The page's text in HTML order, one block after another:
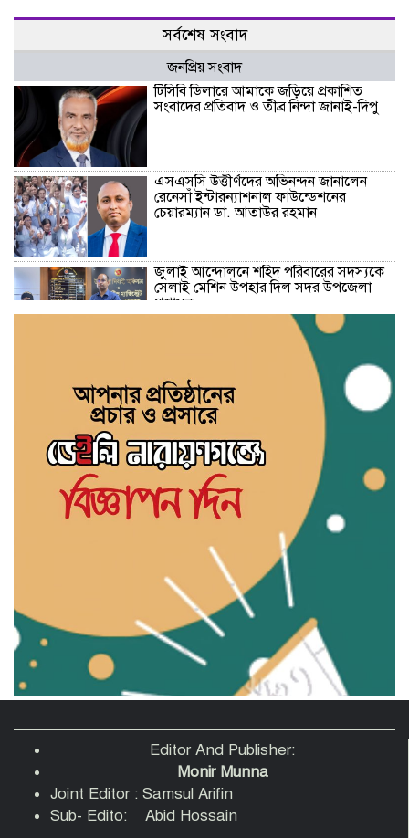
সর্বশেষ সংবাদ
জনপ্রিয় সংবাদ
টিসিবি ডিলারে আমাকে জড়িয়ে প্রকাশিত
সংবাদের প্রতিবাদ ও তীব্র নিন্দা জানাই-দিপু
এসএসসি উত্তীর্ণদের অভিনন্দন জানালেন
রেনেসাঁ ইন্টারন্যাশনাল ফাউন্ডেশনের
চেয়ারম্যান ডা. আতাউর রহমান
জুলাই আন্দোলনে শহিদ পরিবারের সদস্যকে
সেলাই মেশিন উপহার দিল সদর উপজেলা
প্রশাসন
বন্দরে প্রবাসীর জমি দখলের অভিযোগ,
সাবেক ছাত্রলীগ নেতা মহিউদ্দিন ও মিঠুর
বিরুদ্ধে হামলার অভিযোগ
পুত্র সজিবকে নিজের রাজনৈতিক সচিব নিযুক্ত
করলেন এমপি আজহারুল ইসলাম মান্নান
মাদক ও কিশোর অপরাধ দমনে কঠোর
অবস্থান: নারায়ণগঞ্জে জেলা আইন-শৃঙ্খলা
কমিটির সভা অনুষ্ঠিত
এডিটরস ক্লাব বাংলাদেশ এর চেয়ারম্যান
নজরুল ইসলাম তমিজীর সাথে জহিরুল
ইসলাম বিদ্যুতের সৌজন্যে সাক্ষাৎ
ব্যবসায়ীদের সঙ্গে নিয়ে নারায়ণগঞ্জের উন্নয়নে
Editor And Publisher:
Monir Munna
Joint Editor : Samsul Arifin
Sub- Edito: Abid Hossain